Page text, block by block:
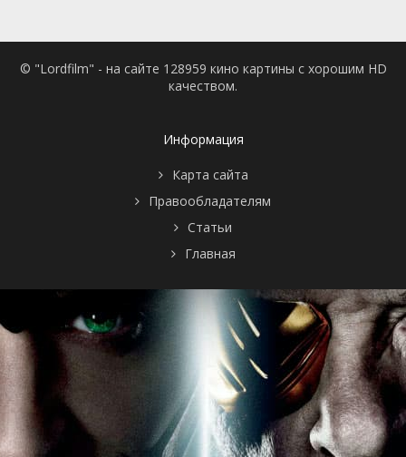
© "Lordfilm" - на сайте 128959 кино картины с хорошим HD
качеством.
Информация
Карта сайта
Правообладателям
Статьи
Главная